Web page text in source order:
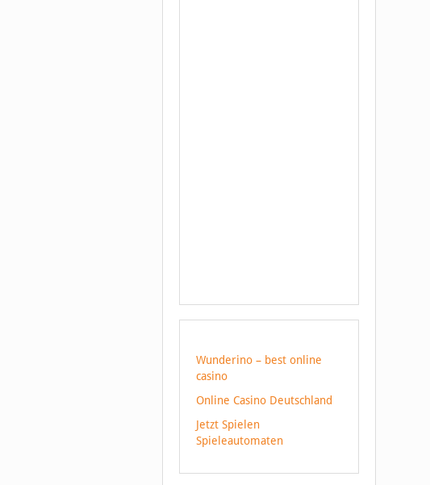
Wunderino – best online
casino
Online Casino Deutschland
Jetzt Spielen
Spieleautomaten